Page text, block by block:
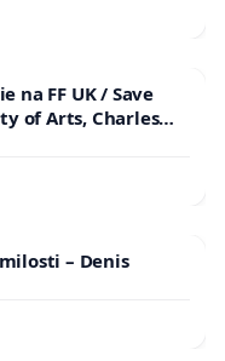
na FF UK / Save
of Arts, Charles
– Denis